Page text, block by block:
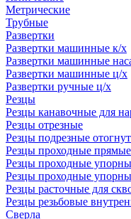
Метрические
Трубные
Развертки
Развертки машинные к/х
Развертки машинные
Развертки машинные ц/х
Развертки ручные ц/х
Резцы
Резцы канавочные для
Резцы отрезные
Резцы подрезные
Резцы проходные прямые
Резцы проходные
Резцы проходные
Резцы расточные для
Резцы резьбовые
Сверла